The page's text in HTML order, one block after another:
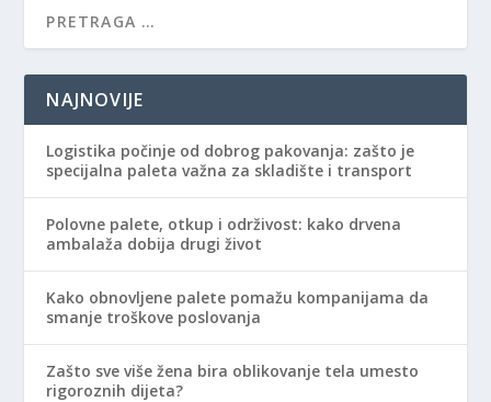
NAJNOVIJE
Logistika počinje od dobrog pakovanja: zašto je
specijalna paleta važna za skladište i transport
Polovne palete, otkup i održivost: kako drvena
ambalaža dobija drugi život
Kako obnovljene palete pomažu kompanijama da
smanje troškove poslovanja
Zašto sve više žena bira oblikovanje tela umesto
rigoroznih dijeta?